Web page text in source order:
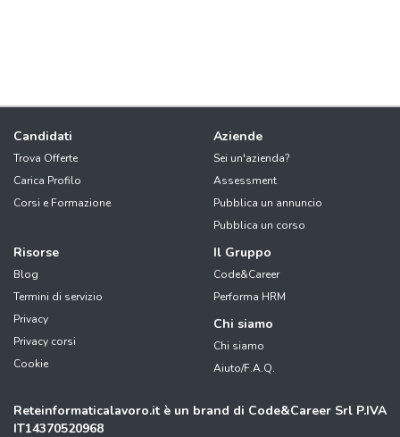
Candidati
Trova Offerte
Carica Profilo
Corsi e Formazione
Aziende
Sei un'azienda?
Assessment
Pubblica un annuncio
Pubblica un corso
Risorse
Blog
Termini di servizio
Privacy
Privacy corsi
Cookie
Il Gruppo
Code&Career
Performa HRM
Chi siamo
Chi siamo
Aiuto/F.A.Q.
Reteinformaticalavoro.it è un brand di Code&Career Srl P.IVA
IT14370520968